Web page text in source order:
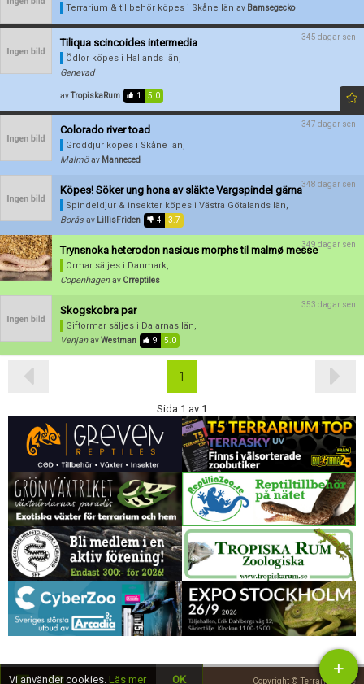
Terrarium & tillbehör köpes i Skåne län av Bamsegecko
Tiliqua scincoides intermedia
Ödlor köpes i Hallands län,
Genevad
avTropiskaRum 1 5.0
345 dagar sen
Colorado river toad
Groddjur köpes i Skåne län,
Malmö av Manneced
347 dagar sen
Köpes! Söker ung hona av släkte Vargspindel gärna
Spindeldjur & insekter köpes i Västra Götalands län,
Borås av LillisFriden 4 3.7
348 dagar sen
Trynsnoka heterodon nasicus morphs til malmø messe
Ormar säljes i Danmark,
Copenhagen av Crreptiles
349 dagar sen
Skogskobra par
Giftormar säljes i Dalarnas län,
Venjan avWestman 9 5.0
353 dagar sen
1
Sida 1 av 1
Copyright © Terrariedjur.se
Vi använder cookies. Läs mer OK